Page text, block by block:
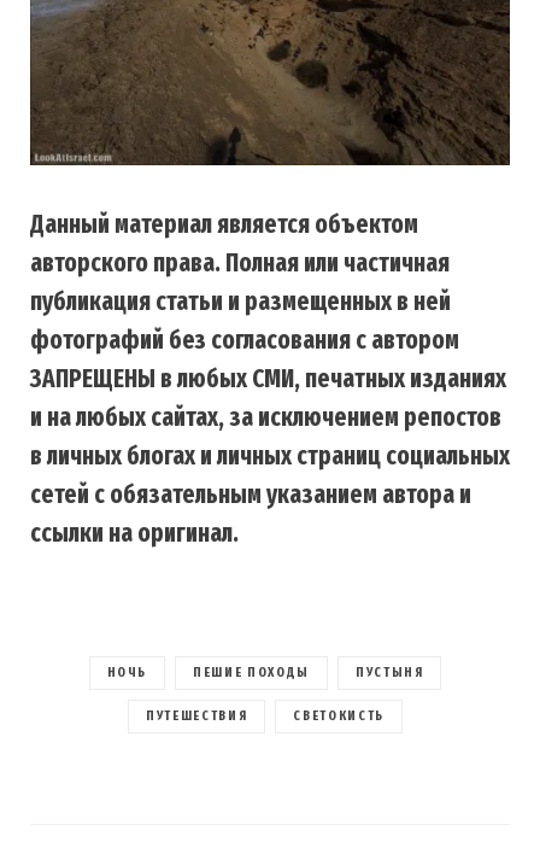
Данный материал является объектом
авторского права. Полная или частичная
публикация статьи и размещенных в ней
фотографий без согласования с автором
ЗАПРЕЩЕНЫ в любых СМИ, печатных изданиях
и на любых сайтах, за исключением репостов
в личных блогах и личных страниц социальных
сетей с обязательным указанием автора и
ссылки на оригинал.
НОЧЬ ПЕШИЕ ПОХОДЫ ПУСТЫНЯ
ПУТЕШЕСТВИЯ СВЕТОКИСТЬ